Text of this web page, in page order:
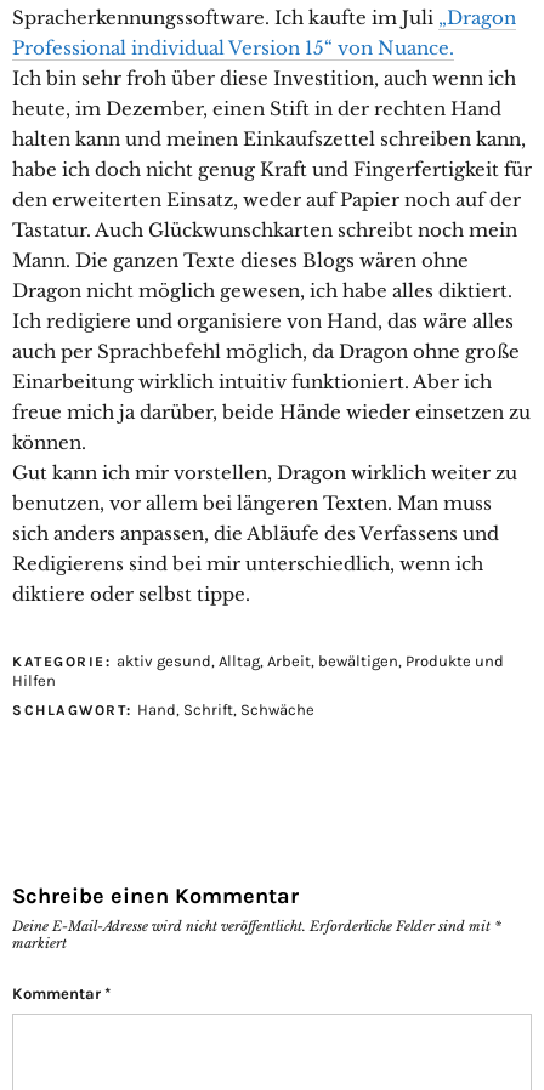
Spracherkennungssoftware. Ich kaufte im Juli „Dragon
Professional individual Version 15“ von Nuance.
Ich bin sehr froh über diese Investition, auch wenn ich
heute, im Dezember, einen Stift in der rechten Hand
halten kann und meinen Einkaufszettel schreiben kann,
habe ich doch nicht genug Kraft und Fingerfertigkeit für
den erweiterten Einsatz, weder auf Papier noch auf der
Tastatur. Auch Glückwunschkarten schreibt noch mein
Mann. Die ganzen Texte dieses Blogs wären ohne
Dragon nicht möglich gewesen, ich habe alles diktiert.
Ich redigiere und organisiere von Hand, das wäre alles
auch per Sprachbefehl möglich, da Dragon ohne große
Einarbeitung wirklich intuitiv funktioniert. Aber ich
freue mich ja darüber, beide Hände wieder einsetzen zu
können.
Gut kann ich mir vorstellen, Dragon wirklich weiter zu
benutzen, vor allem bei längeren Texten. Man muss
sich anders anpassen, die Abläufe des Verfassens und
Redigierens sind bei mir unterschiedlich, wenn ich
diktiere oder selbst tippe.
KATEGORIE: aktiv gesund, Alltag, Arbeit, bewältigen, Produkte und
Hilfen
SCHLAGWORT: Hand, Schrift, Schwäche
Schreibe einen Kommentar
Deine E-Mail-Adresse wird nicht veröffentlicht. Erforderliche Felder sind mit *
markiert
Kommentar *